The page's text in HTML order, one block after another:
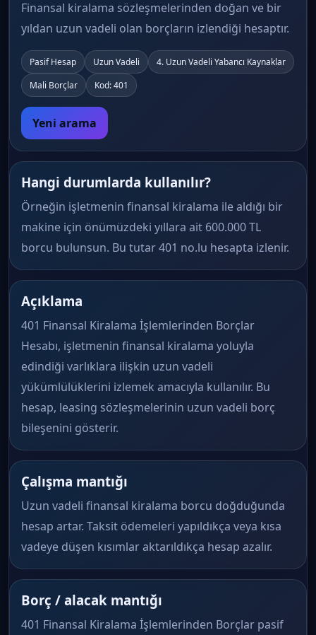
Finansal kiralama sözleşmelerinden doğan ve bir
yıldan uzun vadeli olan borçların izlendiği hesaptır.
Pasif Hesap Uzun Vadeli
4. Uzun Vadeli Yabancı Kaynaklar
Mali Borçlar
Kod: 401
Yeni arama
Hangi durumlarda kullanılır?
Örneğin işletmenin finansal kiralama ile aldığı bir
makine için önümüzdeki yıllara ait 600.000 TL
borcu bulunsun. Bu tutar 401 no.lu hesapta izlenir.
Açıklama
401 Finansal Kiralama İşlemlerinden Borçlar
Hesabı, işletmenin finansal kiralama yoluyla
edindiği varlıklara ilişkin uzun vadeli
yükümlülüklerini izlemek amacıyla kullanılır. Bu
hesap, leasing sözleşmelerinin uzun vadeli borç
bileşenini gösterir.
Çalışma mantığı
Uzun vadeli finansal kiralama borcu doğduğunda
hesap artar. Taksit ödemeleri yapıldıkça veya kısa
vadeye düşen kısımlar aktarıldıkça hesap azalır.
Borç / alacak mantığı
401 Finansal Kiralama İşlemlerinden Borçlar pasif